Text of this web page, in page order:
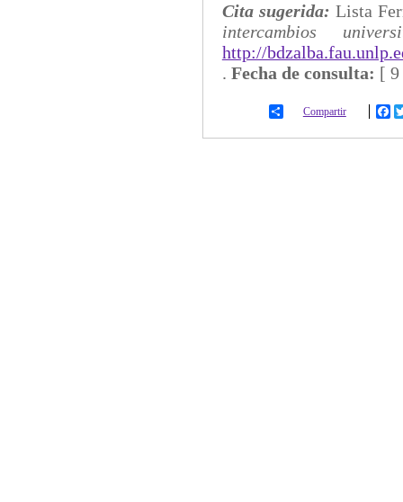
Cita sugerida: Lista
intercambios
http://
. Fecha de consulta: [ 9
Compartir